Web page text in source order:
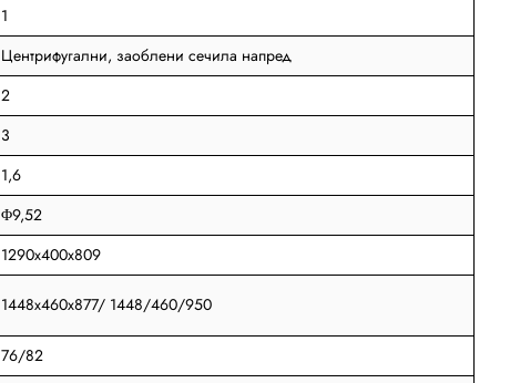
1
Центрифугални, заоблени сечила напред
2
3
1,6
Φ9,52
1290x400x809
1448x460x877/ 1448/460/950
76/82